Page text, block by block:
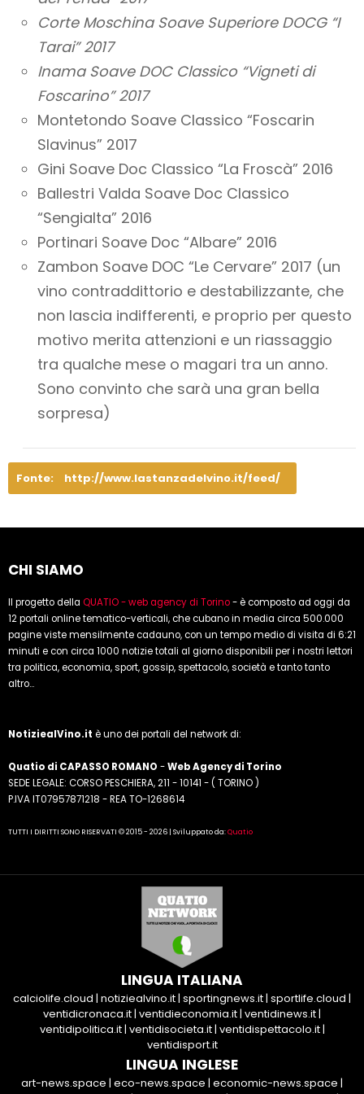
Corte Moschina Soave Superiore DOCG “I
Tarai” 2017
Inama Soave DOC Classico “Vigneti di
Foscarino” 2017
Montetondo Soave Classico “Foscarin
Slavinus” 2017
Gini Soave Doc Classico “La Froscà” 2016
Ballestri Valda Soave Doc Classico
“Sengialta” 2016
Portinari Soave Doc “Albare” 2016
Zambon Soave DOC “Le Cervare” 2017 (un
vino contraddittorio e destabilizzante, che
non lascia indifferenti, e proprio per questo
motivo merita attenzioni e un riassaggio
tra qualche mese o magari tra un anno.
Sono convinto che sarà una gran bella
sorpresa)
Fonte: http://www.lastanzadelvino.it/feed/
CHI SIAMO
Il progetto della QUATIO - web agency di Torino- è composto ad oggi da
12 portali online tematico-verticali, che cubano in media circa 500.000
pagine viste mensilmente cadauno, con un tempo medio di visita di 6:21
minuti e con circa 1000 notizie totali al giorno disponibili per i nostri lettori
tra politica, economia, sport, gossip, spettacolo, società e tanto tanto
altro...
NotiziealVino.it è uno dei portali del network di:
Quatio di CAPASSO ROMANO -Web Agency di Torino
SEDE LEGALE: CORSO PESCHIERA, 211 - 10141 - ( TORINO )
P.IVA IT07957871218 - REA TO-1268614
TUTTI I DIRITTI SONO RISERVATI © 2015 - 2026 | Sviluppato da:Quatio
LINGUA ITALIANA
calciolife.cloud | notiziealvino.it| sportingnews.it| sportlife.cloud |
ventidicronaca.it| ventidieconomia.it| ventidinews.it|
ventidipolitica.it| ventidisocieta.it| ventidispettacolo.it|
ventidisport.it
LINGUA INGLESE
art-news.space | eco-news.space | economic-news.space |